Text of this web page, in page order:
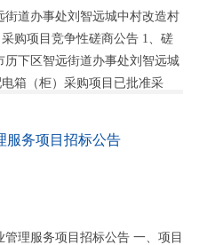
道办事处刘智远城中村改造村
购项目竞争性磋商公告 1、磋
下区智远街道办事处刘智远城
箱（柜）采购项目已批准采
服务项目招标公告
理服务项目招标公告 一、项目